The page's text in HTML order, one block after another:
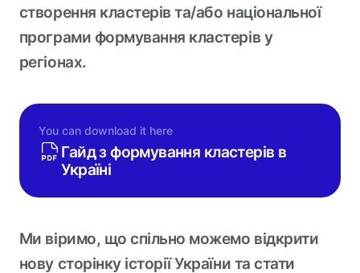
створення кластерів та/або національної
програми формування кластерів у
регіонах.
You can download it here
Гайд з формування кластерів в
Україні
Ми віримо, що спільно можемо відкрити
нову сторінку історії України та стати